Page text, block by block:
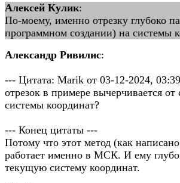
Алексей Кулик:
По-моему, именно отрезку глубоко
программном создании) на системы
Александр Ривилис:
--- Цитата: Marik от 03-12-2024,
отрезок в примере вычерчивается
системы координат?
--- Конец цитаты ---
Потому что этот метод (как
работает именно в МСК. И ему
текущую систему координат.